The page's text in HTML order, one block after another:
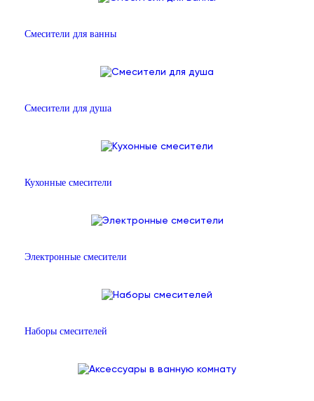
Смесители для ванны
Смесители для душа
Кухонные смесители
Электронные смесители
Наборы смесителей